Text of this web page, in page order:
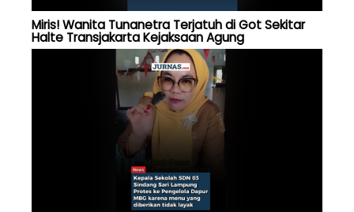
Miris! Wanita Tunanetra Terjatuh di Got Sekitar
Halte Transjakarta Kejaksaan Agung